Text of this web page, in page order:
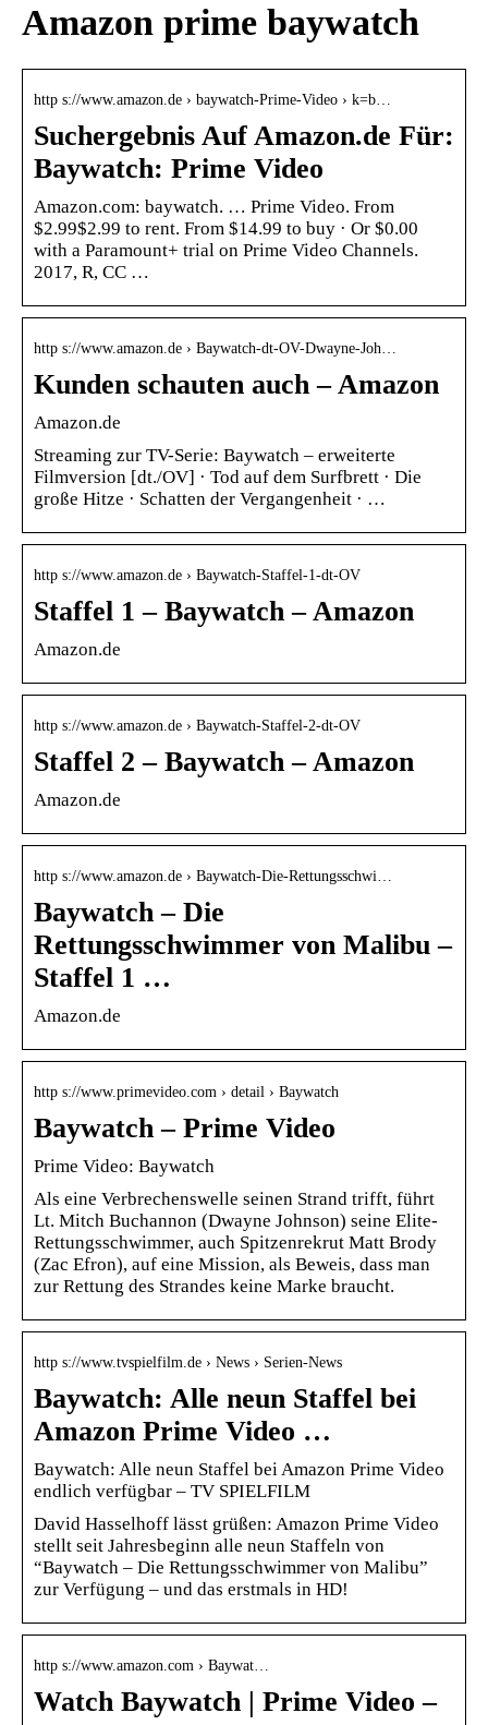
Amazon prime baywatch
http s://www.amazon.de › baywatch-Prime-Video › k=b…
Suchergebnis Auf Amazon.de Für:
Baywatch: Prime Video
Amazon.com: baywatch. … Prime Video. From
$2.99$2.99 to rent. From $14.99 to buy · Or $0.00
with a Paramount+ trial on Prime Video Channels.
2017, R, CC …
http s://www.amazon.de › Baywatch-dt-OV-Dwayne-Joh…
Kunden schauten auch – Amazon
Amazon.de
Streaming zur TV-Serie: Baywatch – erweiterte
Filmversion [dt./​OV] · Tod auf dem Surfbrett · Die
große Hitze · Schatten der Vergangenheit · …
http s://www.amazon.de › Baywatch-Staffel-1-dt-OV
Staffel 1 – Baywatch – Amazon
Amazon.de
http s://www.amazon.de › Baywatch-Staffel-2-dt-OV
Staffel 2 – Baywatch – Amazon
Amazon.de
http s://www.amazon.de › Baywatch-Die-Rettungsschwi…
Baywatch – Die
Rettungsschwimmer von Malibu –
Staffel 1 …
Amazon.de
http s://www.primevideo.com › detail › Baywatch
Baywatch – Prime Video
Prime Video: Baywatch
Als eine Verbrechenswelle seinen Strand trifft, führt
Lt. Mitch Buchannon (Dwayne Johnson) seine Elite-
Rettungsschwimmer, auch Spitzenrekrut Matt Brody
(Zac Efron), auf eine Mission, als Beweis, dass man
zur Rettung des Strandes keine Marke braucht.
http s://www.tvspielfilm.de › News › Serien-News
Baywatch: Alle neun Staffel bei
Amazon Prime Video …
Baywatch: Alle neun Staffel bei Amazon Prime Video
endlich verfügbar – TV SPIELFILM
David Hasselhoff lässt grüßen: Amazon Prime Video
stellt seit Jahresbeginn alle neun Staffeln von
“Baywatch – Die Rettungsschwimmer von Malibu”
zur Verfügung – und das erstmals in HD!
http s://www.amazon.com › Baywat…
Watch Baywatch | Prime Video –